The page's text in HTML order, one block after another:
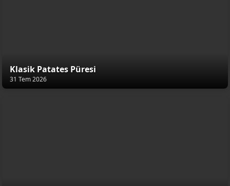
Klasik Patates Püresi
31 Tem 2026